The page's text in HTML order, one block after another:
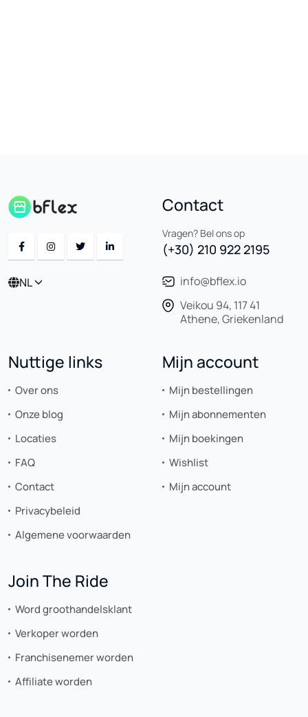
NL
Contact
Vragen? Bel ons op
(+30) 210 922 2195
info@bflex.io
Veikou 94, 117 41
Athene, Griekenland
Nuttige links
Over ons
Onze blog
Locaties
FAQ
Contact
Privacybeleid
Algemene voorwaarden
Mijn account
Mijn bestellingen
Mijn abonnementen
Mijn boekingen
Wishlist
Mijn account
Join The Ride
Word groothandelsklant
Verkoper worden
Franchisenemer worden
Affiliate worden